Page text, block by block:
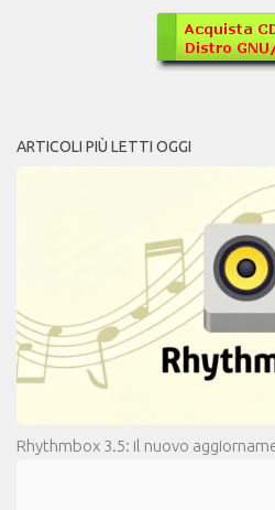
ARTICOLI PIÙ LETTI OGGI
Rhythmbox 3.5: il nuovo